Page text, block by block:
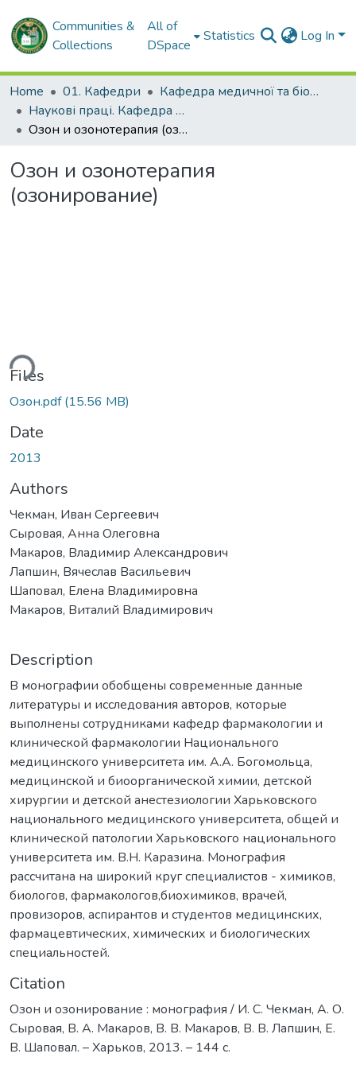
Communities &
Collections
All of
DSpace
Statistics Log In
Home 01. Кафедри
Кафедра медичної та біоорганічної хімії
Наукові праці. Кафедра медичної та біоорганічної хімії
Озон и озонотерапия (озонирование)
Озон и озонотерапия
(озонирование)
Files
Озон.pdf(15.56 MB)
Date
2013
Authors
Чекман, Иван Сергеевич
Сыровая, Анна Олеговна
Макаров, Владимир Александрович
Лапшин, Вячеслав Васильевич
Шаповал, Елена Владимировна
Макаров, Виталий Владимирович
Description
В монографии обобщены современные данные
литературы и исследования авторов, которые
выполнены сотрудниками кафедр фармакологии и
клинической фармакологии Национального
медицинского университета им. А.А. Богомольца,
медицинской и биоорганической химии, детской
хирургии и детской анестезиологии Харьковского
национального медицинского университета, общей и
клинической патологии Харьковского национального
университета им. В.Н. Каразина. Монография
рассчитана на широкий круг специалистов - химиков,
биологов, фармакологов,биохимиков, врачей,
провизоров, аспирантов и студентов медицинских,
фармацевтических, химических и биологических
специальностей.
Citation
Озон и озонирование : монография / И. С. Чекман, А. О.
Сыровая, В. А. Макаров, В. В. Макаров, В. В. Лапшин, Е.
В. Шаповал. – Харьков, 2013. – 144 с.